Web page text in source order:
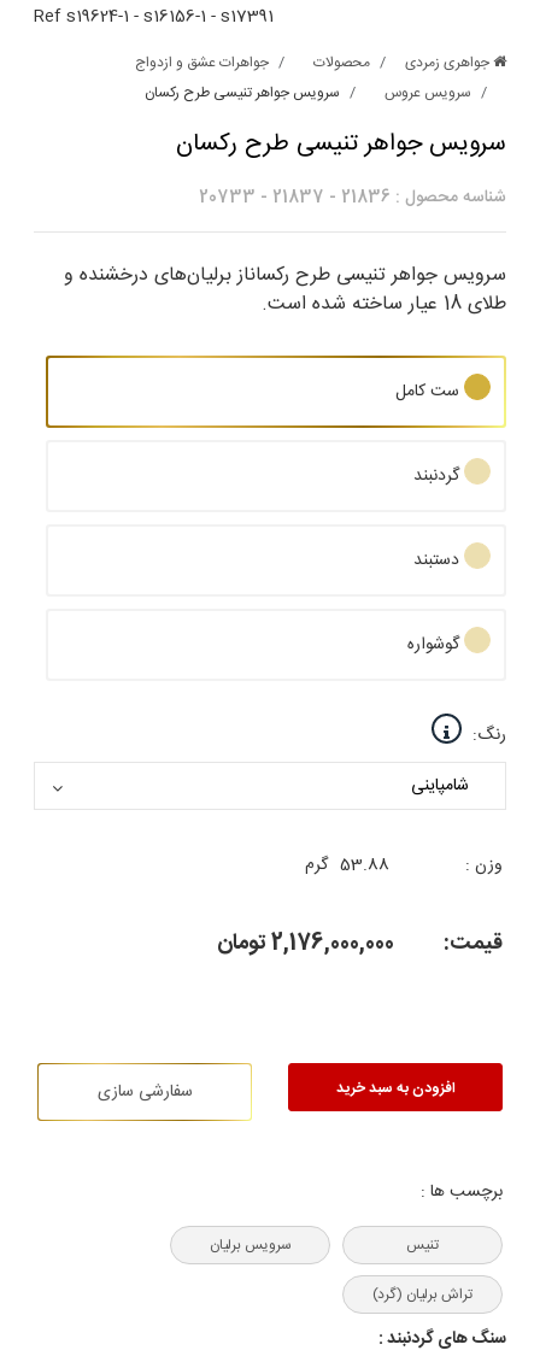
Refs19624-1 -s16156-1 -s17391
جواهری زمردی محصولات
جواهرات عشق و ازدواج
سرویس عروس
سرویس جواهر تنیسی طرح رکسان
سرویس جواهر تنیسی طرح رکسان
شناسه محصول : 21836
-
21837
-
20733
سرویس جواهر تنیسی طرح رکساناز برلیان‌های درخشنده و
طلای 18 عیار ساخته شده است.
ست کامل
گردنبند
دستبند
گوشواره
رنگ:
وزن : 53.88 گرم
قیمت: 2,176,000,000تومان
افزودن به سبد خرید سفارشی سازی
برچسب ها :
تنیس سرویس برلیان
تراش برلیان (گرد)
سنگ های گردنبند :